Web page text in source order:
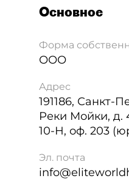
Основное
Форма
ООО
Адрес
191186, Санкт-
Реки Мойки, д.
10-Н, оф. 203
Эл. почта